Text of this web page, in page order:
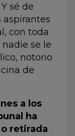
sé de
con toda
se le
notorio
de
a los
ha
retirada